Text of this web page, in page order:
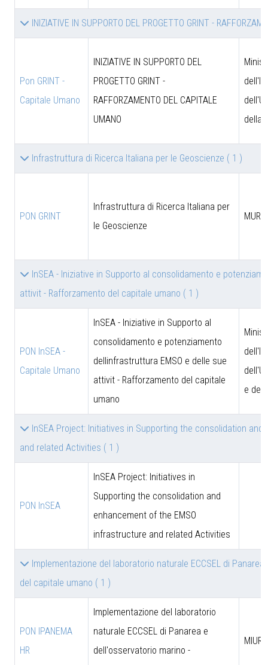
INIZIATIVE IN SUPPORTO DEL PROGETTO GRINT -
Pon GRINT -
Capitale Umano
INIZIATIVE IN SUPPORTO DEL
PROGETTO GRINT -
RAFFORZAMENTO DEL CAPITALE
UMANO
della
Infrastruttura di Ricerca Italiana per le Geoscienze ( 1 )
PON GRINT
Infrastruttura di Ricerca Italiana per
le Geoscienze
MUR
InSEA - Iniziative in Supporto al consolidamento e
attivit - Rafforzamento del capitale umano ( 1 )
PON InSEA -
Capitale Umano
InSEA - Iniziative in Supporto al
consolidamento e potenziamento
dellinfrastruttura EMSO e delle sue
attivit - Rafforzamento del capitale
umano
e
InSEA Project: Initiatives in Supporting the consolidation
and related Activities ( 1 )
PON InSEA
InSEA Project: Initiatives in
Supporting the consolidation and
enhancement of the EMSO
infrastructure and related Activities
Implementazione del laboratorio naturale ECCSEL di
del capitale umano ( 1 )
PON IPANEMA
HR
Implementazione del laboratorio
naturale ECCSEL di Panarea e
dell'osservatorio marino -
MIUR